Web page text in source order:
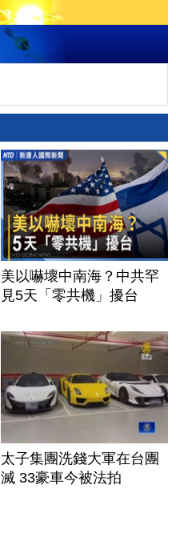
美以嚇壞中南海？中共罕
見5天「零共機」擾台
太子集團洗錢大軍在台團
滅 33豪車今被法拍